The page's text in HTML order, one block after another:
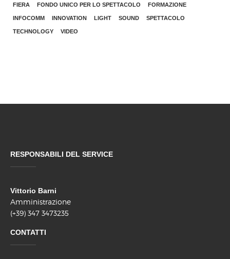
FIERA FONDO UNICO PER LO SPETTACOLO FORMAZIONE
INFOCOMM INNOVATION LIGHT SOUND SPETTACOLO
TECHNOLOGY VIDEO
RESPONSABILI DEL SERVICE
Vittorio Barni
Amministrazione
(+39) 347 3473235
CONTATTI